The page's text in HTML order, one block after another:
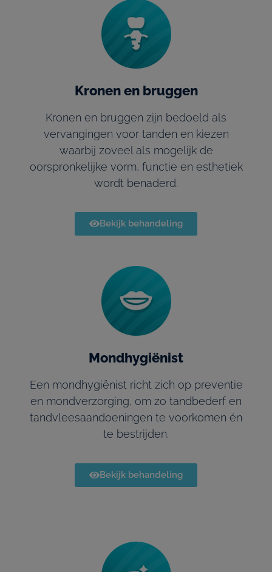
Kronen en bruggen
Kronen en bruggen zijn bedoeld als
vervangingen voor tanden en kiezen
waarbij zoveel als mogelijk de
oorspronkelijke vorm, functie en esthetiek
wordt benaderd.
Bekijk behandeling
Mondhygiënist
Een mondhygiënist richt zich op preventie
en mondverzorging, om zo tandbederf en
tandvleesaandoeningen te voorkomen én
te bestrijden.
Bekijk behandeling